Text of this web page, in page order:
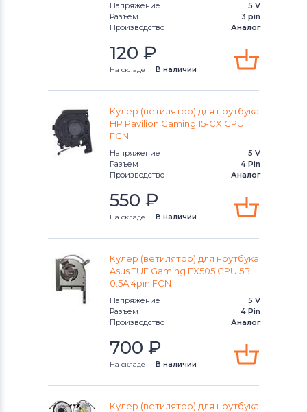
Напряжение
5 V
Разъем
3 pin
Производство
Аналог
120 ₽
На складе В наличии
Кулер (ветилятор) для ноутбука
HP Pavilion Gaming 15-CX CPU
FCN
Напряжение
5 V
Разъем
4 Pin
Производство
Аналог
550 ₽
На складе В наличии
Кулер (ветилятор) для ноутбука
Asus TUF Gaming FX505 GPU 5В
0.5A 4pin FCN
Напряжение
5 V
Разъем
4 Pin
Производство
Аналог
700 ₽
На складе В наличии
Кулер (ветилятор) для ноутбука